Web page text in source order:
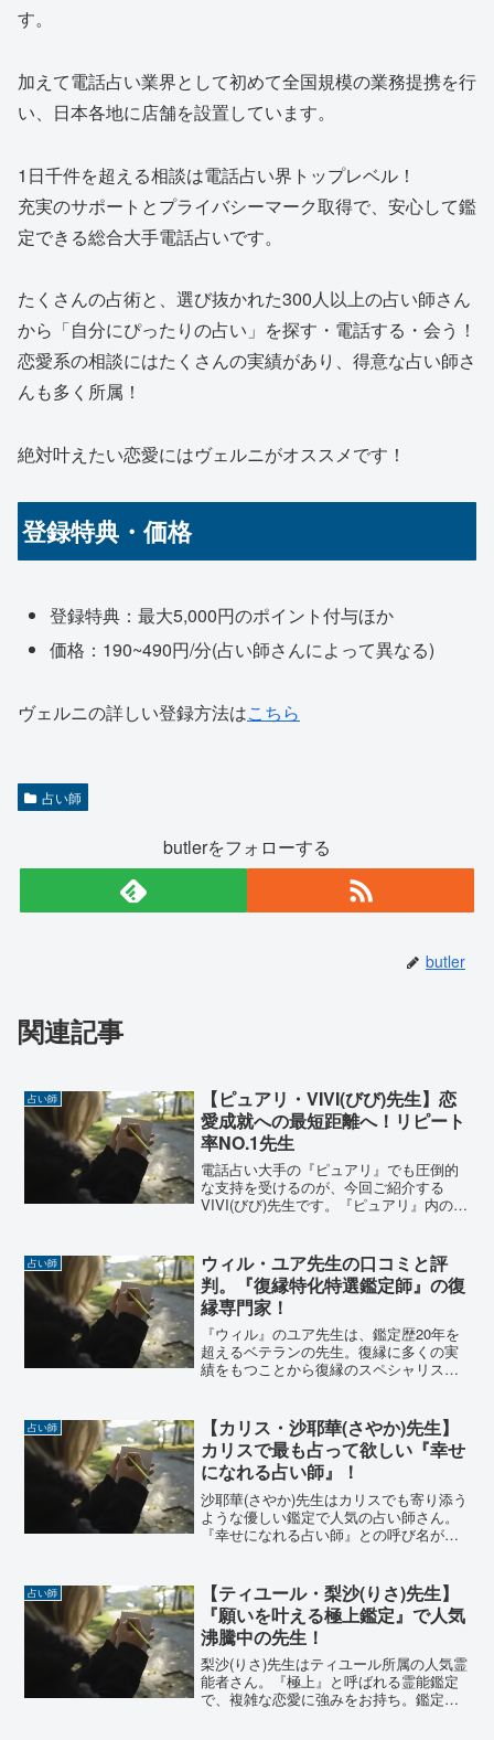
す。
加えて電話占い業界として初めて全国規模の業務提携を行
い、日本各地に店舗を設置しています。
1日千件を超える相談は電話占い界トップレベル！
充実のサポートとプライバシーマーク取得で、安心して鑑
定できる総合大手電話占いです。
たくさんの占術と、選び抜かれた300人以上の占い師さん
から「自分にぴったりの占い」を探す・電話する・会う！
恋愛系の相談にはたくさんの実績があり、得意な占い師さ
んも多く所属！
絶対叶えたい恋愛にはヴェルニがオススメです！
登録特典・価格
登録特典：最大5,000円のポイント付与ほか
価格：190~490円/分(占い師さんによって異なる)
ヴェルニの詳しい登録方法はこちら
占い師
butlerをフォローする
butler
関連記事
占い師
【ピュアリ・VIVI(びび)先生】恋
愛成就への最短距離へ！リピート
率NO.1先生
電話占い大手の『ピュアリ』でも圧倒的
な支持を受けるのが、今回ご紹介する
VIVI(びび)先生です。『ピュアリ』内の5
も『ピュアリ』ナンバー1という実績をひ
っさげた...
占い師
ウィル・ユア先生の口コミと評
判。『復縁特化特選鑑定師』の復
縁専門家！
『ウィル』のユア先生は、鑑定歴20年を
超えるベテランの先生。復縁に多くの実
績をもつことから復縁のスペシャリスト
えられる実力派先生です。運営が予約を
制限するほどの人気占い...
占い師
【カリス・沙耶華(さやか)先生】
カリスで最も占って欲しい『幸せ
になれる占い師』！
沙耶華(さやか)先生はカリスでも寄り添う
ような優しい鑑定で人気の占い師さん。
『幸せになれる占い師』との呼び名がつ
た。カリスで最も占って欲しい占い師さ
んです！沙耶華(さや...
占い師
【ティユール・梨沙(りさ)先生】
『願いを叶える極上鑑定』で人気
沸騰中の先生！
梨沙(りさ)先生はティユール所属の人気霊
能者さん。『極上』と呼ばれる霊能鑑定
で、複雑な恋愛に強みをお持ち。鑑定歴